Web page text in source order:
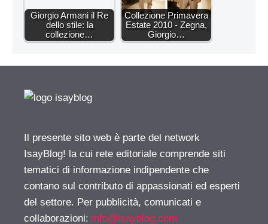
Giorgio Armani il Re
dello stile: la
collezione…
Collezione Primavera
Estate 2010 - Zegna,
Giorgio…
Il presente sito web è parte del network
IsayBlog! la cui rete editoriale comprende siti
tematici di informazione indipendente che
contano sul contributo di appassionati ed esperti
del settore. Per pubblicità, comunicati e
collaborazioni: info@isayblog.com